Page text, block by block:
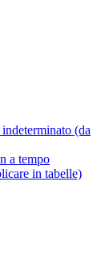
(da
a tempo
in tabelle)